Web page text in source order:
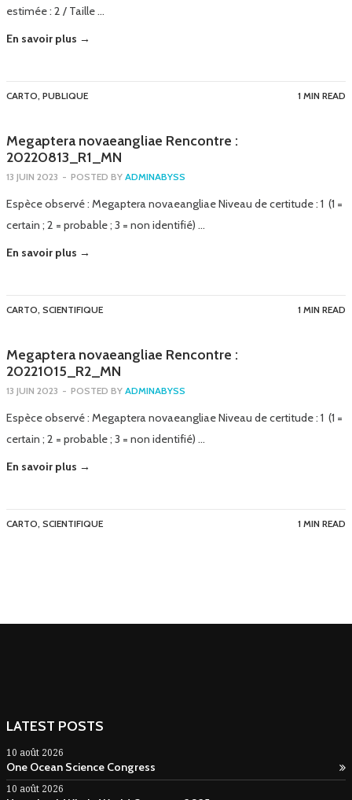
estimée : 2 / Taille …
En savoir plus →
CARTO, PUBLIQUE 1 MIN READ
Megaptera novaeangliae Rencontre :
20220813_R1_MN
13 JUIN 2023 - POSTED BY ADMINABYSS
Espèce observé : Megaptera novaeangliae Niveau de certitude : 1 (1 =
certain ; 2 = probable ; 3 = non identifié) …
En savoir plus →
CARTO, SCIENTIFIQUE 1 MIN READ
Megaptera novaeangliae Rencontre :
20221015_R2_MN
13 JUIN 2023 - POSTED BY ADMINABYSS
Espèce observé : Megaptera novaeangliae Niveau de certitude : 1 (1 =
certain ; 2 = probable ; 3 = non identifié) …
En savoir plus →
CARTO, SCIENTIFIQUE 1 MIN READ
LATEST POSTS
10 août 2026
One Ocean Science Congress
10 août 2026